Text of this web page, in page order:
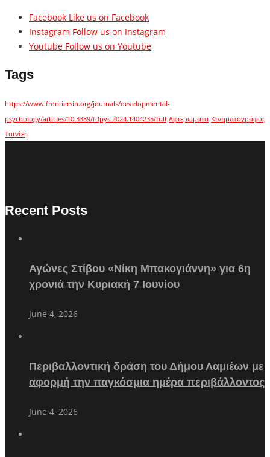
Facebook Like us on Facebook
Instagram Follow us on Instagram
Youtube Follow us on Youtube
Tags
https://www.frontiersin.org/journals/developmental-
psychology/articles/10.3389/fdpys.2024.1404235/full Αφιερώματα Κινηματογράφος
Ταινίες
Recent Posts
Αγώνες Στίβου «Νίκη Μπακογιάννη» για 6η
χρονιά την Κυριακή 7 Ιουνίου
June 4, 2026
Περιβαλλοντική δράση του Δήμου Λαμιέων με
αφορμή την παγκόσμια ημέρα περιβάλλοντος
June 4, 2026